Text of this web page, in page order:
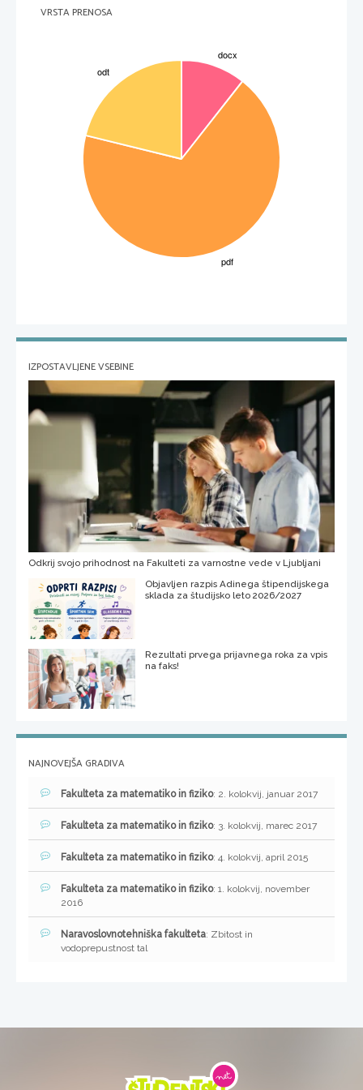
sprejema z večino opredeljenih glasov. Imamo tudi zahtevnejše večine:
VRSTA PRENOSA
IZPOSTAVLJENE VSEBINE
Odkrij svojo prihodnost na Fakulteti za varnostne vede v Ljubljani
Objavljen razpis Adinega štipendijskega
sklada za študijsko leto 2026/2027
Rezultati prvega prijavnega roka za vpis
na faks!
NAJNOVEJŠA GRADIVA
Fakulteta za matematiko in fiziko: 2. kolokvij, januar 2017
Fakulteta za matematiko in fiziko: 3. kolokvij, marec 2017
Fakulteta za matematiko in fiziko: 4. kolokvij, april 2015
Fakulteta za matematiko in fiziko: 1. kolokvij, november
2016
Naravoslovnotehniška fakulteta: Zbitost in
vodoprepustnost tal